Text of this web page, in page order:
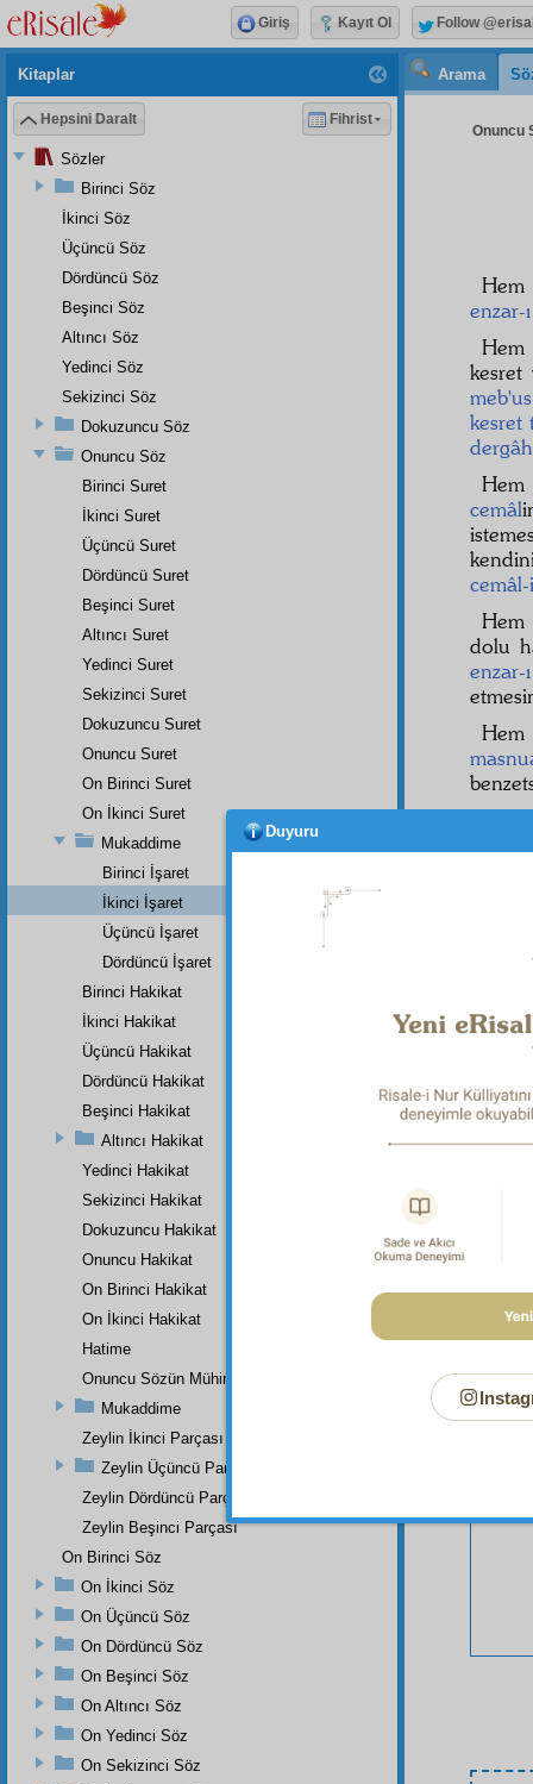
Arama
Onuncu
enzar-
meb'us
kesret
cemâl
dolu
enzar-
Kitaplar
Hepsini Daralt Fihrist
Sözler
Birinci Söz
İkinci Söz
Üçüncü Söz
Dördüncü Söz
Beşinci Söz
Altıncı Söz
Yedinci Söz
Sekizinci Söz
Dokuzuncu Söz
Onuncu Söz
Birinci Suret
İkinci Suret
Üçüncü Suret
Dördüncü Suret
Beşinci Suret
Altıncı Suret
Yedinci Suret
Sekizinci Suret
Dokuzuncu Suret
Onuncu Suret
On Birinci Suret
On İkinci Suret
Mukaddime
Birinci İşaret
İkinci İşaret
Üçüncü İşaret
Dördüncü İşaret
Birinci Hakikat
İkinci Hakikat
Üçüncü Hakikat
Dördüncü Hakikat
Beşinci Hakikat
Altıncı Hakikat
Yedinci Hakikat
Sekizinci Hakikat
Dokuzuncu Hakikat
Onuncu Hakikat
On Birinci Hakikat
On İkinci Hakikat
Hatime
Onuncu Sözün Mühim Bir Zeyli Ve Lâhikasının Birinci Parçası
Mukaddime
Zeylin İkinci Parçası
Zeylin Üçüncü Parçası
Zeylin Dördüncü Parçası
Zeylin Beşinci Parçası
On Birinci Söz
On İkinci Söz
On Üçüncü Söz
On Dördüncü Söz
On Beşinci Söz
On Altıncı Söz
On Yedinci Söz
On Sekizinci Söz
Giriş Kayıt Ol Follow
Duyuru